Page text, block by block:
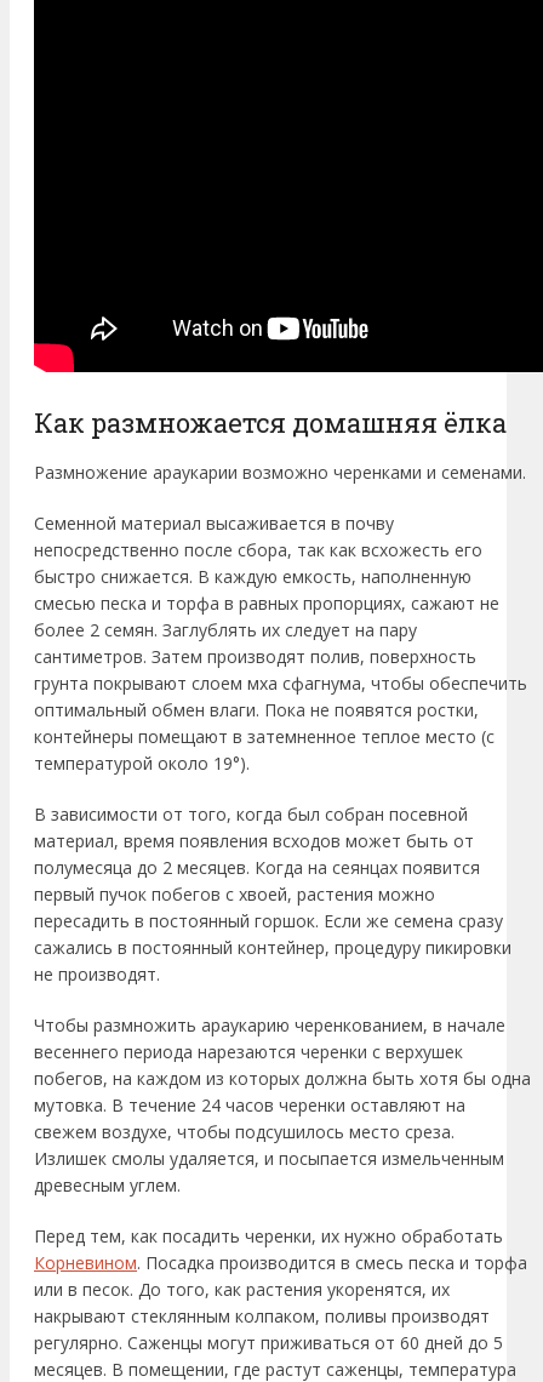
Как размножается домашняя ёлка
Размножение араукарии возможно черенками и семенами.
Семенной материал высаживается в почву
непосредственно после сбора, так как всхожесть его
быстро снижается. В каждую емкость, наполненную
смесью песка и торфа в равных пропорциях, сажают не
более 2 семян. Заглублять их следует на пару
сантиметров. Затем производят полив, поверхность
грунта покрывают слоем мха сфагнума, чтобы обеспечить
оптимальный обмен влаги. Пока не появятся ростки,
контейнеры помещают в затемненное теплое место (с
температурой около 19°).
В зависимости от того, когда был собран посевной
материал, время появления всходов может быть от
полумесяца до 2 месяцев. Когда на сеянцах появится
первый пучок побегов с хвоей, растения можно
пересадить в постоянный горшок. Если же семена сразу
сажались в постоянный контейнер, процедуру пикировки
не производят.
Чтобы размножить араукарию черенкованием, в начале
весеннего периода нарезаются черенки с верхушек
побегов, на каждом из которых должна быть хотя бы одна
мутовка. В течение 24 часов черенки оставляют на
свежем воздухе, чтобы подсушилось место среза.
Излишек смолы удаляется, и посыпается измельченным
древесным углем.
Перед тем, как посадить черенки, их нужно обработать
Корневином. Посадка производится в смесь песка и торфа
или в песок. До того, как растения укоренятся, их
накрывают стеклянным колпаком, поливы производят
регулярно. Саженцы могут приживаться от 60 дней до 5
месяцев. В помещении, где растут саженцы, температура